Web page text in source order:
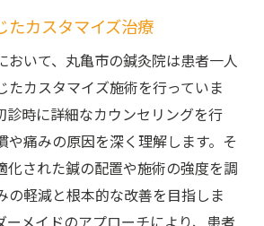
す坐骨神経痛克服への道
治療プロセスの見直し
く未来の治療法
たカスタマイズ治療
おいて、丸亀市の鍼灸院は患者一人
たカスタマイズ施術を行っていま
診時に詳細なカウンセリングを行
や痛みの原因を深く理解します。そ
化された鍼の配置や施術の強度を調
の軽減と根本的な改善を目指しま